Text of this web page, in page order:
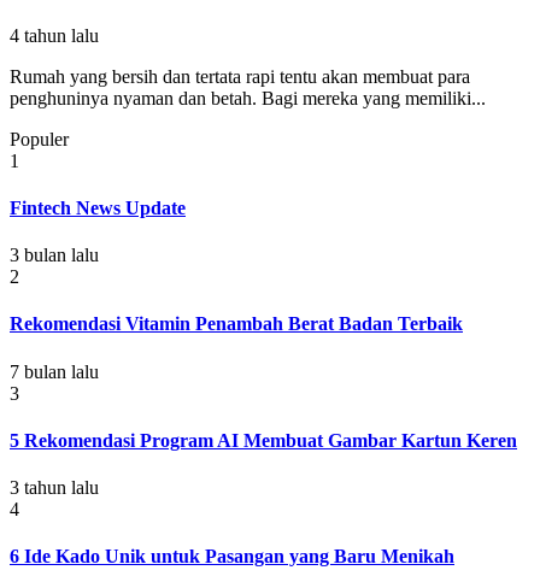
4 tahun lalu
Rumah yang bersih dan tertata rapi tentu akan membuat para
penghuninya nyaman dan betah. Bagi mereka yang memiliki...
Populer
1
Fintech News Update
3 bulan lalu
2
Rekomendasi Vitamin Penambah Berat Badan Terbaik
7 bulan lalu
3
5 Rekomendasi Program AI Membuat Gambar Kartun Keren
3 tahun lalu
4
6 Ide Kado Unik untuk Pasangan yang Baru Menikah